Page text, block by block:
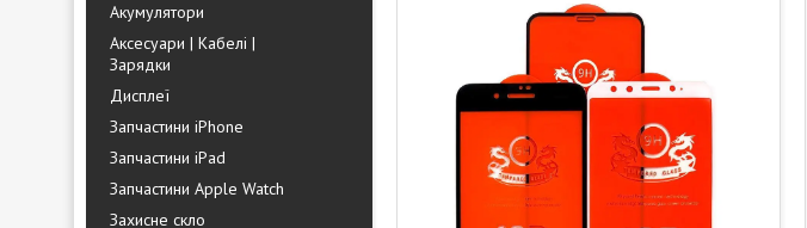
Акумулятори
Аксесуари | Кабелі |
Зарядки
Дисплеї
Запчастини iPhone
Запчастини iPad
Запчастини Apple Watch
Захисне скло